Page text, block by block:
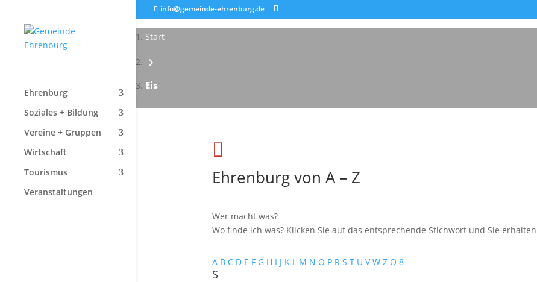
info@gemeinde-ehrenburg.de
Ehrenburg
Soziales + Bildung
Vereine + Gruppen
Wirtschaft
Tourismus
Veranstaltungen
Start
›
Eis

Ehrenburg von A – Z
Wer macht was?
Wo finde ich was? Klicken Sie auf das entsprechende Stichwort und Sie
A B C D E F G H I J K L M N O P R S T U V W Z Ö 8
S